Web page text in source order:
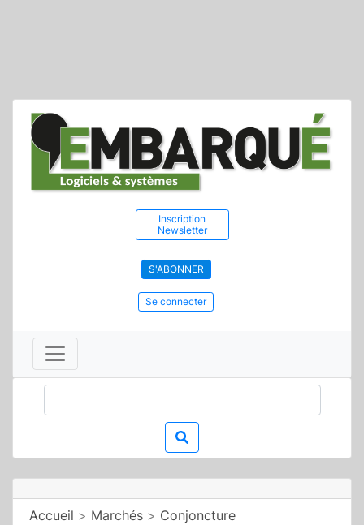
Inscription
Newsletter
S'ABONNER
Se connecter
Accueil > Marchés > Conjoncture